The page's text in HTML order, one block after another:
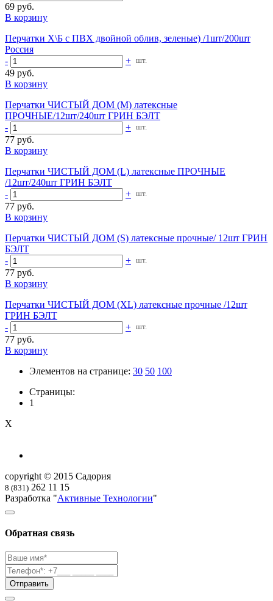
69 руб.
В корзину
Перчатки Х\Б с ПВХ двойной облив, зеленые) /1шт/200шт
Россия
-
+ шт.
49 руб.
В корзину
Перчатки ЧИСТЫЙ ДОМ (М) латексные
ПРОЧНЫЕ/12шт/240шт ГРИН БЭЛТ
-
+ шт.
77 руб.
В корзину
Перчатки ЧИСТЫЙ ДОМ (L) латексные ПРОЧНЫЕ
/12шт/240шт ГРИН БЭЛТ
-
+ шт.
77 руб.
В корзину
Перчатки ЧИСТЫЙ ДОМ (S) латексные прочные/ 12шт ГРИН
БЭЛТ
-
+ шт.
77 руб.
В корзину
Перчатки ЧИСТЫЙ ДОМ (XL) латексные прочные /12шт
ГРИН БЭЛТ
-
+ шт.
77 руб.
В корзину
Элементов на странице: 30 50 100
Страницы:
1
X
copyright © 2015 Садория
8 (831) 262 11 15
Разработка "Активные Технологии"
Обратная связь